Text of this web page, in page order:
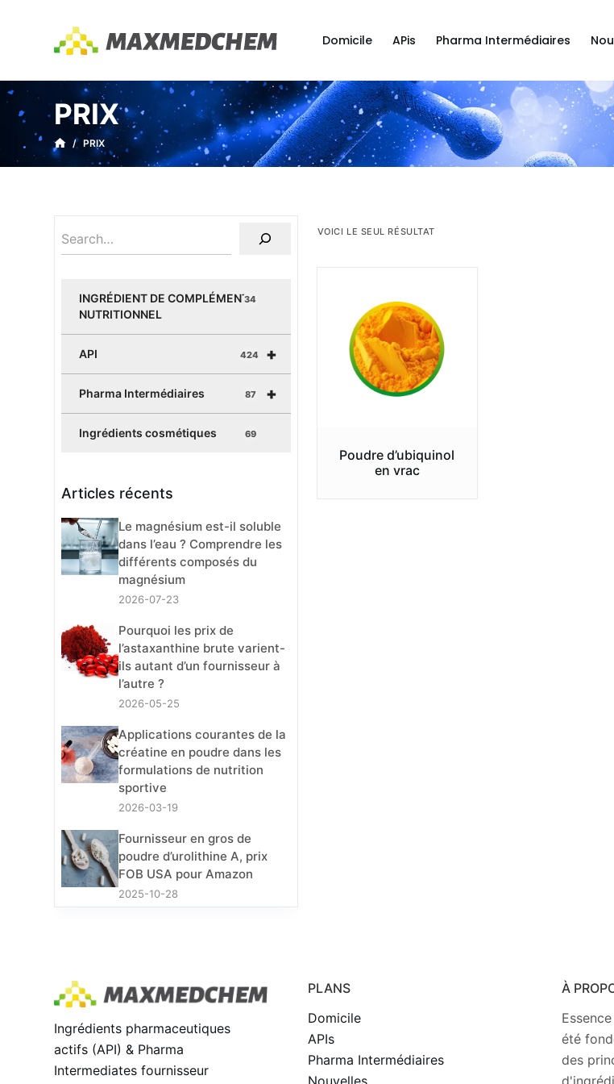
s
a
u
Domicile APis Pharma Intermédiaires
PRIX
/ PRIX
VOICI LE SEUL RÉSULTAT
Poudre d’ubiquinol
en vrac
INGRÉDIENT DE COMPLÉMENT
NUTRITIONNEL
34
+
API 424
+
Pharma Intermédiaires 87
Ingrédients cosmétiques 69
Articles récents
Le magnésium est-il soluble
dans l’eau ? Comprendre les
différents composés du
magnésium
2026-07-23
Pourquoi les prix de
l’astaxanthine brute varient-
ils autant d’un fournisseur à
l’autre ?
2026-05-25
Applications courantes de la
créatine en poudre dans les
formulations de nutrition
sportive
2026-03-19
Fournisseur en gros de
poudre d’urolithine A, prix
FOB USA pour Amazon
2025-10-28
Ingrédients pharmaceutiques
actifs (API) & Pharma
Intermediates fournisseur
PLANS
Domicile
APIs
Pharma Intermédiaires
À
été
des